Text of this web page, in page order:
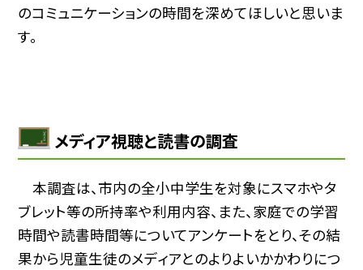
のコミュニケーションの時間を深めてほしいと思いま
す。
メディア視聴と読書の調査
本調査は、市内の全小中学生を対象にスマホやタ
ブレット等の所持率や利用内容、また、家庭での学習
時間や読書時間等についてアンケートをとり、その結
果から児童生徒のメディアとのよりよいかかわりにつ